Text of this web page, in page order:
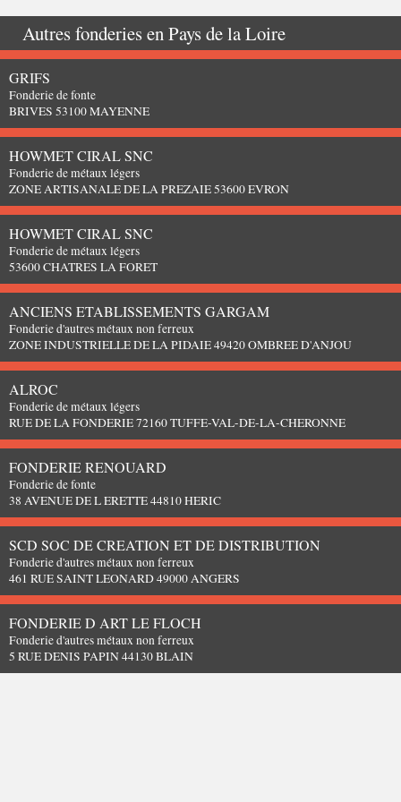
Autres fonderies enPays de la Loire
GRIFS
Fonderie de fonte
BRIVES 53100 MAYENNE
HOWMET CIRAL SNC
Fonderie de métaux légers
ZONE ARTISANALE DE LA PREZAIE 53600 EVRON
HOWMET CIRAL SNC
Fonderie de métaux légers
53600 CHATRES LA FORET
ANCIENS ETABLISSEMENTS GARGAM
Fonderie d'autres métaux non ferreux
ZONE INDUSTRIELLE DE LA PIDAIE 49420 OMBREE D'ANJOU
ALROC
Fonderie de métaux légers
RUE DE LA FONDERIE 72160 TUFFE-VAL-DE-LA-CHERONNE
FONDERIE RENOUARD
Fonderie de fonte
38 AVENUE DE L ERETTE 44810 HERIC
SCD SOC DE CREATION ET DE DISTRIBUTION
Fonderie d'autres métaux non ferreux
461 RUE SAINT LEONARD 49000 ANGERS
FONDERIE D ART LE FLOCH
Fonderie d'autres métaux non ferreux
5 RUE DENIS PAPIN 44130 BLAIN